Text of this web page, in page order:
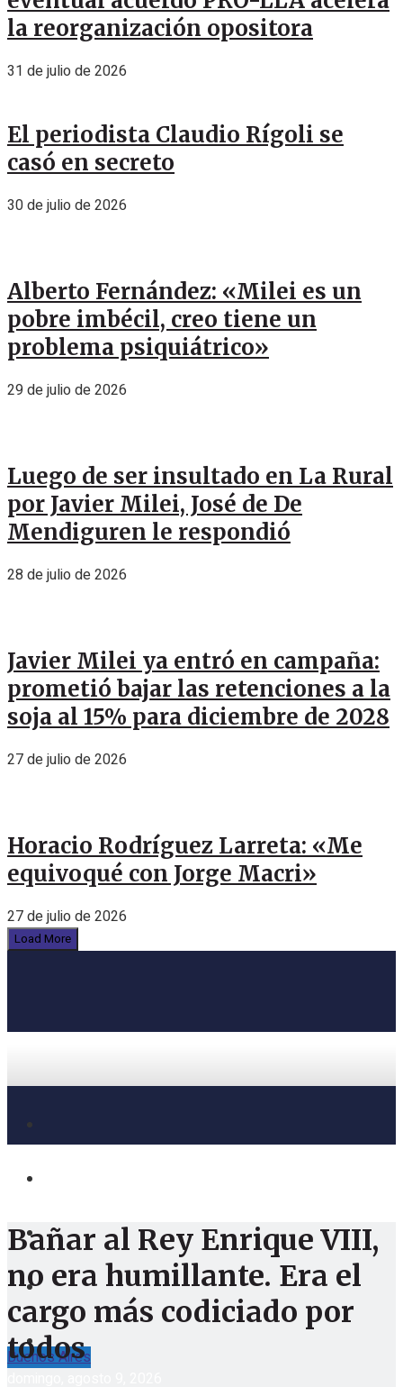
la reorganización opositora
31 de julio de 2026
El periodista Claudio Rígoli se
casó en secreto
30 de julio de 2026
Alberto Fernández: «Milei es un
pobre imbécil, creo tiene un
problema psiquiátrico»
29 de julio de 2026
Luego de ser insultado en La Rural
por Javier Milei, José de De
Mendiguren le respondió
28 de julio de 2026
Javier Milei ya entró en campaña:
prometió bajar las retenciones a la
soja al 15% para diciembre de 2028
27 de julio de 2026
Horacio Rodríguez Larreta: «Me
equivoqué con Jorge Macri»
27 de julio de 2026
Load More
Buenos Aires
Bañar al Rey Enrique VIII,
no era humillante. Era el
cargo más codiciado por
todos